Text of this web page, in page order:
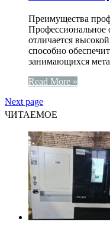
Преимущества
Профессиональное
отличается
способно
занимающихся
Read More »
Next page
ЧИТАЕМОЕ